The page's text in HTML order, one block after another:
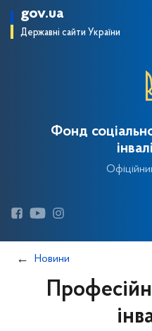
gov.ua
Державні сайти України
Фонд
Новини